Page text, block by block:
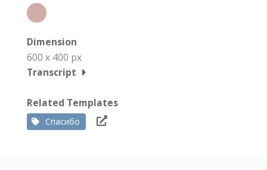
Dimension
600 x 400 px
Transcript
Related Templates
Спасибо